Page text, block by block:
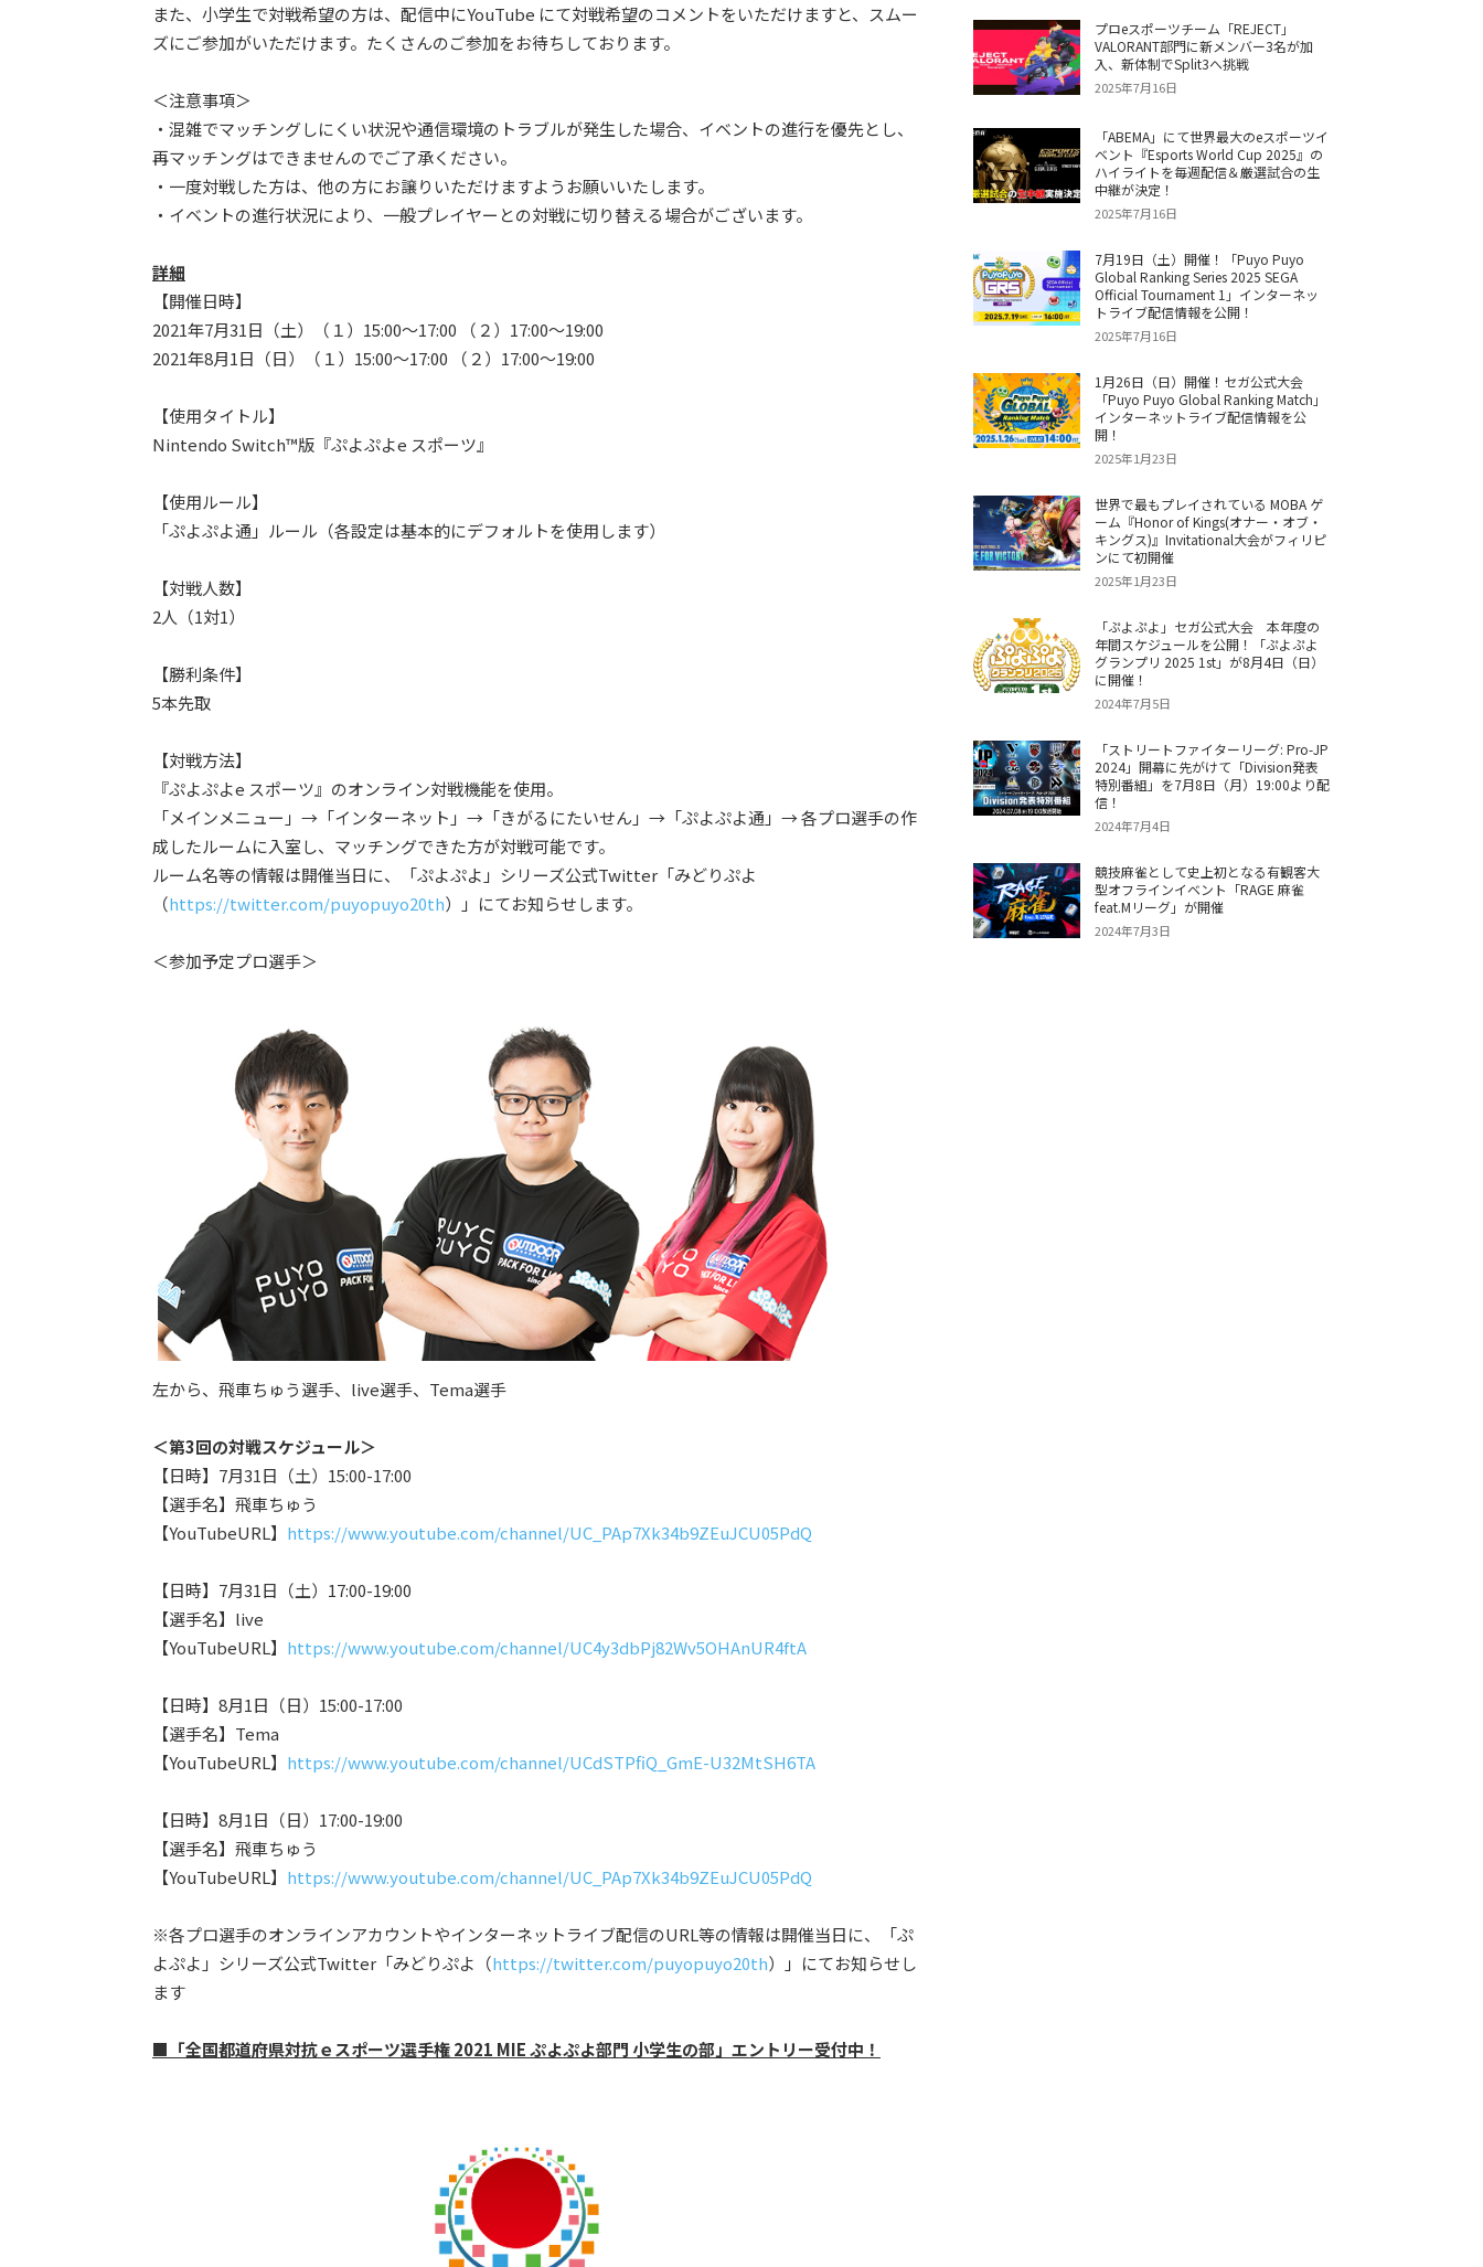
また、小学生で対戦希望の方は、配信中にYouTube にて対戦希望のコメントをいただけますと、スムー
ズにご参加がいただけます。たくさんのご参加をお待ちしております。
＜注意事項＞
・混雑でマッチングしにくい状況や通信環境のトラブルが発生した場合、イベントの進行を優先とし、
再マッチングはできませんのでご了承ください。
・一度対戦した方は、他の方にお譲りいただけますようお願いいたします。
・イベントの進行状況により、一般プレイヤーとの対戦に切り替える場合がございます。
詳細
【開催日時】
2021年7月31日（土）（１）15:00～17:00 （２）17:00～19:00
2021年8月1日（日）（１）15:00～17:00 （２）17:00～19:00
【使用タイトル】
Nintendo Switch™版『ぷよぷよe スポーツ』
【使用ルール】
「ぷよぷよ通」ルール（各設定は基本的にデフォルトを使用します）
【対戦人数】
2人（1対1）
【勝利条件】
5本先取
【対戦方法】
『ぷよぷよe スポーツ』のオンライン対戦機能を使用。
「メインメニュー」→「インターネット」→「きがるにたいせん」→「ぷよぷよ通」→ 各プロ選手の作
成したルームに入室し、マッチングできた方が対戦可能です。
ルーム名等の情報は開催当日に、「ぷよぷよ」シリーズ公式Twitter「みどりぷよ
（https://twitter.com/puyopuyo20th）」にてお知らせします。
＜参加予定プロ選手＞
左から、飛車ちゅう選手、live選手、Tema選手
＜第3回の対戦スケジュール＞
【日時】7月31日（土）15:00-17:00
【選手名】飛車ちゅう
【YouTubeURL】 https://www.youtube.com/channel/UC_PAp7Xk34b9ZEuJCU05PdQ
【日時】7月31日（土）17:00-19:00
【選手名】live
【YouTubeURL】 https://www.youtube.com/channel/UC4y3dbPj82Wv5OHAnUR4ftA
【日時】8月1日（日）15:00-17:00
【選手名】Tema
【YouTubeURL】 https://www.youtube.com/channel/UCdSTPfiQ_GmE-U32MtSH6TA
【日時】8月1日（日）17:00-19:00
【選手名】飛車ちゅう
【YouTubeURL】 https://www.youtube.com/channel/UC_PAp7Xk34b9ZEuJCU05PdQ
※各プロ選手のオンラインアカウントやインターネットライブ配信のURL等の情報は開催当日に、「ぷ
よぷよ」シリーズ公式Twitter「みどりぷよ（https://twitter.com/puyopuyo20th）」にてお知らせし
ます
■「全国都道府県対抗ｅスポーツ選手権 2021 MIE ぷよぷよ部門 小学生の部」エントリー受付中！
プロeスポーツチーム「REJECT」
VALORANT部門に新メンバー3名が加
入、新体制でSplit3へ挑戦
2025年7月16日
「ABEMA」にて世界最大のeスポーツイ
ベント『Esports World Cup 2025』の
ハイライトを毎週配信＆厳選試合の生
中継が決定！
2025年7月16日
7月19日（土）開催！「Puyo Puyo
Global Ranking Series 2025 SEGA
Official Tournament 1」インターネッ
トライブ配信情報を公開！
2025年7月16日
1月26日（日）開催！セガ公式大会
「Puyo Puyo Global Ranking Match」
インターネットライブ配信情報を公
開！
2025年1月23日
世界で最もプレイされている MOBA ゲ
ーム『Honor of Kings(オナー・オブ・
キングス)』Invitational大会がフィリピ
ンにて初開催
2025年1月23日
「ぷよぷよ」セガ公式大会 本年度の
年間スケジュールを公開！「ぷよぷよ
グランプリ 2025 1st」が8月4日（日）
に開催！
2024年7月5日
「ストリートファイターリーグ: Pro-JP
2024」開幕に先がけて「Division発表
特別番組」を7月8日（月）19:00より配
信！
2024年7月4日
競技麻雀として史上初となる有観客大
型オフラインイベント「RAGE 麻雀
feat.Mリーグ」が開催
2024年7月3日